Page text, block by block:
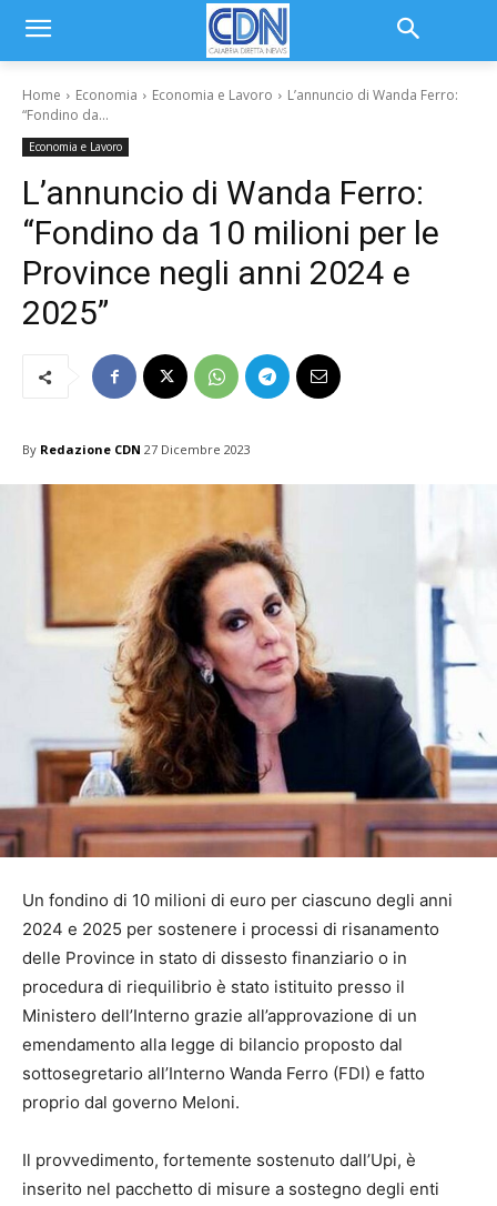
Home Economia Economia e Lavoro
L’annuncio di Wanda Ferro:
“Fondino da...
Economia e Lavoro
L’annuncio di Wanda Ferro:
“Fondino da 10 milioni per le
Province negli anni 2024 e
2025”
By Redazione CDN 27 Dicembre 2023
Un fondino di 10 milioni di euro per ciascuno degli anni
2024 e 2025 per sostenere i processi di risanamento
delle Province in stato di dissesto finanziario o in
procedura di riequilibrio è stato istituito presso il
Ministero dell’Interno grazie all’approvazione di un
emendamento alla legge di bilancio proposto dal
sottosegretario all’Interno Wanda Ferro (FDI) e fatto
proprio dal governo Meloni.
Il provvedimento, fortemente sostenuto dall’Upi, è
inserito nel pacchetto di misure a sostegno degli enti